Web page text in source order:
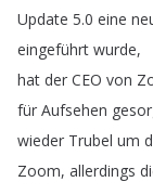
Update 5.0 eine
eingeführt wurde,
hat der CEO von
für Aufsehen
wieder Trubel um
Zoom, allerdings